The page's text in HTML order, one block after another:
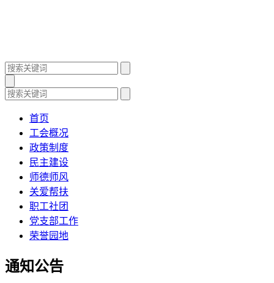
首页
工会概况
政策制度
民主建设
师德师风
关爱帮扶
职工社团
党支部工作
荣誉园地
通知公告